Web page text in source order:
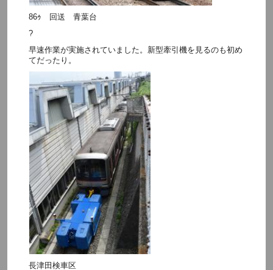
86ｩ 回送 青葉台
?
早速作業が実施されていました。新型牽引機を見るのも初め
てだったり。
長津田検車区